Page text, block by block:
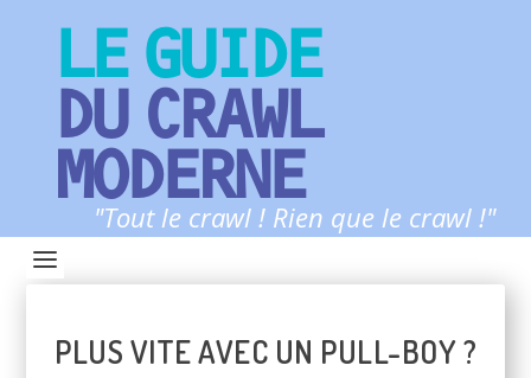
LE GUIDE
DU CRAWL
MODERNE
"Tout le crawl ! Rien que le crawl !"
PLUS VITE AVEC UN PULL-BOY ?